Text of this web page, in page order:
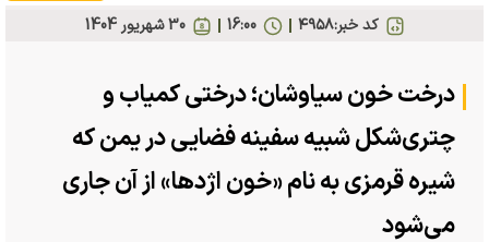
کد خبر:۴۹۵۸ 30 شهريور 1404 16:00
درخت خون سیاوشان؛ درختی کمیاب و
چتری‌شکل شبیه سفینه فضایی در یمن که
شیره قرمزی به نام «خون اژدها» از آن جاری
می‌شود